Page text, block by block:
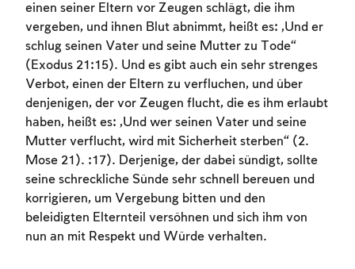
einen seiner Eltern vor Zeugen schlägt, die ihm
vergeben, und ihnen Blut abnimmt, heißt es: „Und er
schlug seinen Vater und seine Mutter zu Tode“
(Exodus 21:15). Und es gibt auch ein sehr strenges
Verbot, einen der Eltern zu verfluchen, und über
denjenigen, der vor Zeugen flucht, die es ihm erlaubt
haben, heißt es: „Und wer seinen Vater und seine
Mutter verflucht, wird mit Sicherheit sterben“ (2.
Mose 21). :17). Derjenige, der dabei sündigt, sollte
seine schreckliche Sünde sehr schnell bereuen und
korrigieren, um Vergebung bitten und den
beleidigten Elternteil versöhnen und sich ihm von
nun an mit Respekt und Würde verhalten.